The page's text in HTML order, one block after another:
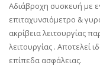
Αδιάβροχη συσκευή με
επιταχυνσιόμετρο &
ακρίβεια λειτουργίας
λειτουργίας . Αποτελεί
επίπεδα ασφάλειας.